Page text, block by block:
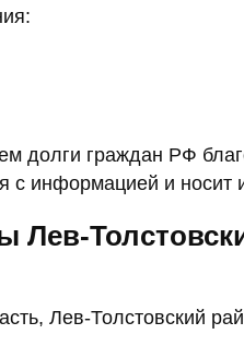
долги граждан РФ
с информацией и носит
Лев-
Лев-Толстовский